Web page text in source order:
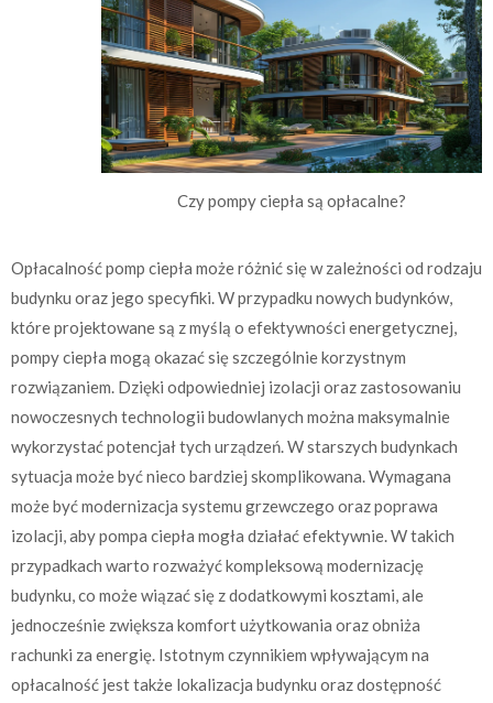
Czy pompy ciepła są opłacalne?
Opłacalność pomp ciepła może różnić się w zależności od rodzaju
budynku oraz jego specyfiki. W przypadku nowych budynków,
które projektowane są z myślą o efektywności energetycznej,
pompy ciepła mogą okazać się szczególnie korzystnym
rozwiązaniem. Dzięki odpowiedniej izolacji oraz zastosowaniu
nowoczesnych technologii budowlanych można maksymalnie
wykorzystać potencjał tych urządzeń. W starszych budynkach
sytuacja może być nieco bardziej skomplikowana. Wymagana
może być modernizacja systemu grzewczego oraz poprawa
izolacji, aby pompa ciepła mogła działać efektywnie. W takich
przypadkach warto rozważyć kompleksową modernizację
budynku, co może wiązać się z dodatkowymi kosztami, ale
jednocześnie zwiększa komfort użytkowania oraz obniża
rachunki za energię. Istotnym czynnikiem wpływającym na
opłacalność jest także lokalizacja budynku oraz dostępność